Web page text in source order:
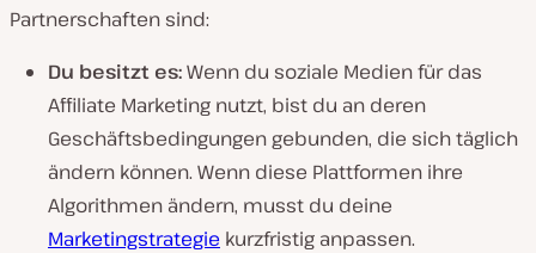
Partnerschaften sind:
Du besitzt es:Wenn du soziale Medien für das
Affiliate Marketing nutzt, bist du an deren
Geschäftsbedingungen gebunden, die sich täglich
ändern können. Wenn diese Plattformen ihre
Algorithmen ändern, musst du deine
Marketingstrategie kurzfristig anpassen.